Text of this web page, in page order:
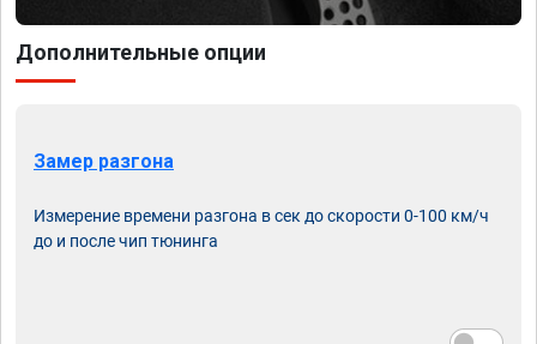
Дополнительные опции
Замер разгона
Измерение времени разгона в сек до скорости 0-100 км/ч
до и после чип тюнинга